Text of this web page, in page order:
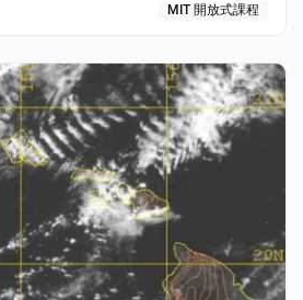
MIT 開放式課程